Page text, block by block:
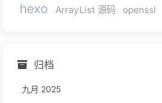
hexo ArrayList 源码 openssl
归档
九月 2025